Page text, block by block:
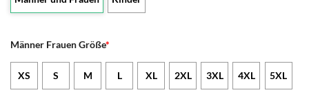
Männer Frauen Größe*
XS S M L XL 2XL 3XL 4XL 5XL